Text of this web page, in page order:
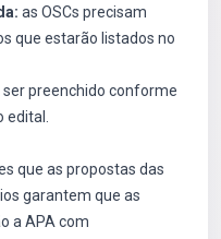
as OSCs precisam
que estarão listados no
ser preenchido conforme
que as propostas das
garantem que as
a APA com